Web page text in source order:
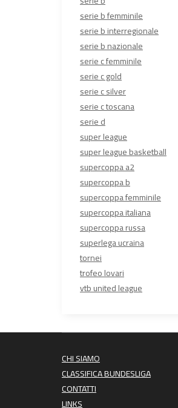
serie b femminile
serie b interregionale
serie b nazionale
serie c femminile
serie c gold
serie c silver
serie c toscana
serie d
super league
super league basketball
supercoppa a2
supercoppa b
supercoppa femminile
supercoppa italiana
supercoppa russa
superlega ucraina
tornei
trofeo lovari
vtb united league
CHI SIAMO
CLASSIFICA BUNDESLIGA
CONTATTI
LINKS